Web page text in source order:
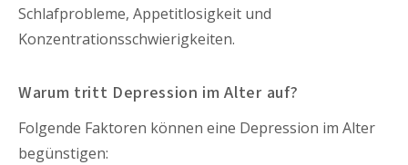
Schlafprobleme, Appetitlosigkeit und
Konzentrationsschwierigkeiten.
Warum tritt Depression im Alter auf?
Folgende Faktoren können eine Depression im Alter
begünstigen: